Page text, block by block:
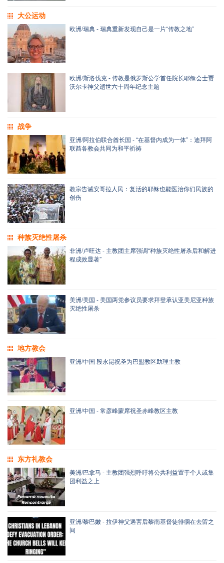
大公运动
欧洲/瑞典 - 瑞典重新发现自己是一片“传教之地”
欧洲/斯洛伐克 - 传教是俄罗斯公学首任院长耶稣会士贾
沃尔卡神父逝世六十周年纪念主题
战争
亚洲/阿拉伯联合酋长国 - “在基督内成为一体”：迪拜阿
联酋各教会共同为和平祈祷
教宗告诫安哥拉人民：复活的耶稣也能医治你们民族的
创伤
种族灭绝性屠杀
非洲/卢旺达 - 主教团主席强调“种族灭绝性屠杀后和解进
程成效显著”
美洲/美国 - 美国两党参议员要求拜登承认亚美尼亚种族
灭绝性屠杀
地方教会
亚洲/中国 段永昆祝圣为巴盟教区助理主教
亚洲/中国 - 常彦峰蒙席祝圣赤峰教区主教
东方礼教会
美洲/巴拿马 - 主教团强烈呼吁将公共利益置于个人或集
团利益之上
亚洲/黎巴嫩 - 拉伊神父遇害后黎南基督徒徘徊在去留之
间